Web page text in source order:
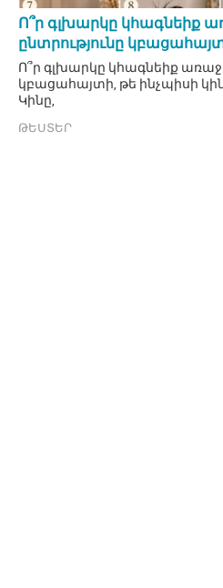
Ո՞ր գլխարկը կհագնեիք
ընտրությունը
Ո՞ր գլխարկը կհագնեիք
կբացահայտի, թե ինչպիսի
Կինը,
ԹԵՍՏԵՐ